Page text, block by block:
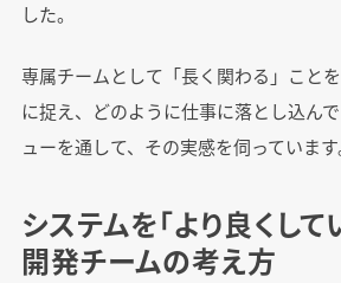
した。
専属チームとして「長く関わる」こと
に捉え、どのように仕事に落とし込ん
ューを通して、その実感を伺っています
システムを「より良くして
開発チームの考え方